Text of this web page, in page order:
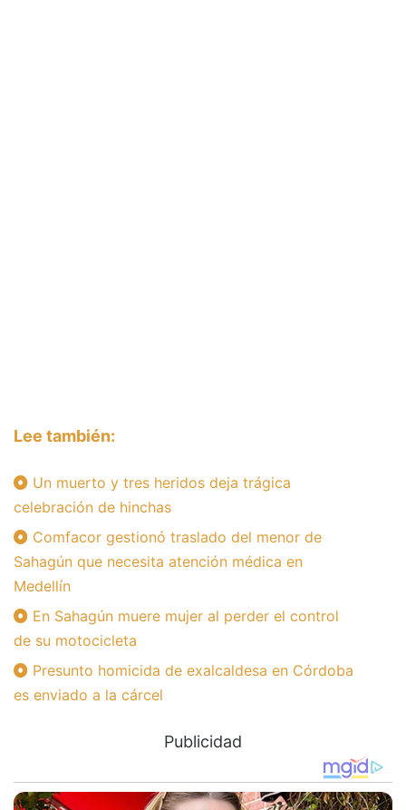
Lee también:
Un muerto y tres heridos deja trágica
celebración de hinchas
Comfacor gestionó traslado del menor de
Sahagún que necesita atención médica en
Medellín
En Sahagún muere mujer al perder el control
de su motocicleta
Presunto homicida de exalcaldesa en Córdoba
es enviado a la cárcel
Publicidad